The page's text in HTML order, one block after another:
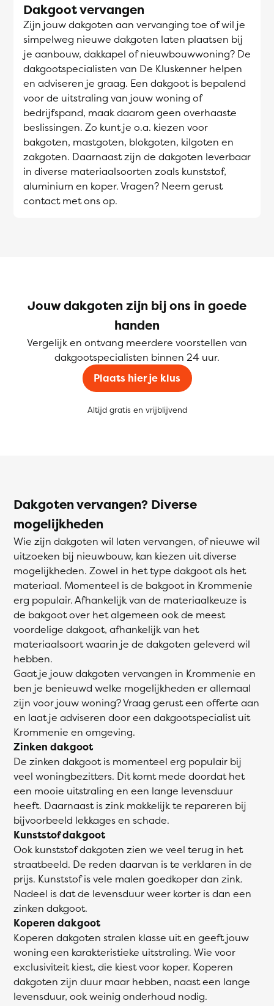
Dakgoot vervangen
Zijn jouw dakgoten aan vervanging toe of wil je
simpelweg nieuwe dakgoten laten plaatsen bij
je aanbouw, dakkapel of nieuwbouwwoning? De
dakgootspecialisten van De Kluskenner helpen
en adviseren je graag. Een dakgoot is bepalend
voor de uitstraling van jouw woning of
bedrijfspand, maak daarom geen overhaaste
beslissingen. Zo kunt je o.a. kiezen voor
bakgoten, mastgoten, blokgoten, kilgoten en
zakgoten. Daarnaast zijn de dakgoten leverbaar
in diverse materiaalsoorten zoals kunststof,
aluminium en koper. Vragen? Neem gerust
contact met ons op.
Jouw dakgoten zijn bij ons in goede
handen
Vergelijk en ontvang meerdere voorstellen van
dakgootspecialisten binnen 24 uur.
Plaats hier je klus
Altijd gratis en vrijblijvend
Dakgoten vervangen? Diverse
mogelijkheden
Wie zijn dakgoten wil laten vervangen, of nieuwe wil
uitzoeken bij nieuwbouw, kan kiezen uit diverse
mogelijkheden. Zowel in het type dakgoot als het
materiaal. Momenteel is de bakgoot in Krommenie
erg populair. Afhankelijk van de materiaalkeuze is
de bakgoot over het algemeen ook de meest
voordelige dakgoot, afhankelijk van het
materiaalsoort waarin je de dakgoten geleverd wil
hebben.
Gaat je jouw dakgoten vervangen in Krommenie en
ben je benieuwd welke mogelijkheden er allemaal
zijn voor jouw woning? Vraag gerust een offerte aan
en laat je adviseren door een dakgootspecialist uit
Krommenie en omgeving.
Zinken dakgoot
De zinken dakgoot is momenteel erg populair bij
veel woningbezitters. Dit komt mede doordat het
een mooie uitstraling en een lange levensduur
heeft. Daarnaast is zink makkelijk te repareren bij
bijvoorbeeld lekkages en schade.
Kunststof dakgoot
Ook kunststof dakgoten zien we veel terug in het
straatbeeld. De reden daarvan is te verklaren in de
prijs. Kunststof is vele malen goedkoper dan zink.
Nadeel is dat de levensduur weer korter is dan een
zinken dakgoot.
Koperen dakgoot
Koperen dakgoten stralen klasse uit en geeft jouw
woning een karakteristieke uitstraling. Wie voor
exclusiviteit kiest, die kiest voor koper. Koperen
dakgoten zijn duur maar hebben, naast een lange
levensduur, ook weinig onderhoud nodig.